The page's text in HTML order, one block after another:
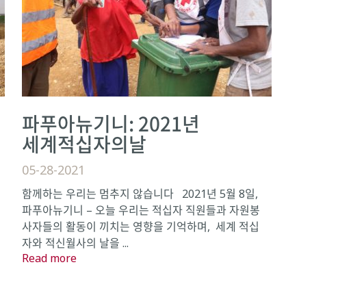
파푸아뉴기니: 2021년
세계적십자의날
05-28-2021
함께하는 우리는 멈추지 않습니다 2021년 5월 8일,
파푸아뉴기니 – 오늘 우리는 적십자 직원들과 자원봉
사자들의 활동이 끼치는 영향을 기억하며, 세계 적십
자와 적신월사의 날을 ...
Read more